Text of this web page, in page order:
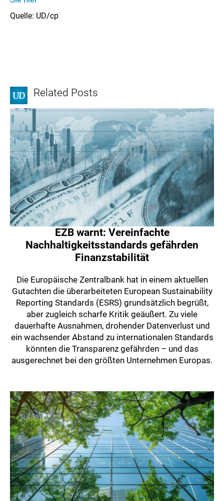
Quelle: UD/cp
Related Posts
EZB warnt: Vereinfachte
Nachhaltigkeitsstandards gefährden
Finanzstabilität
Die Europäische Zentralbank hat in einem aktuellen
Gutachten die überarbeiteten European Sustainability
Reporting Standards (ESRS) grundsätzlich begrüßt,
aber zugleich scharfe Kritik geäußert. Zu viele
dauerhafte Ausnahmen, drohender Datenverlust und
ein wachsender Abstand zu internationalen Standards
könnten die Transparenz gefährden – und das
ausgerechnet bei den größten Unternehmen Europas.